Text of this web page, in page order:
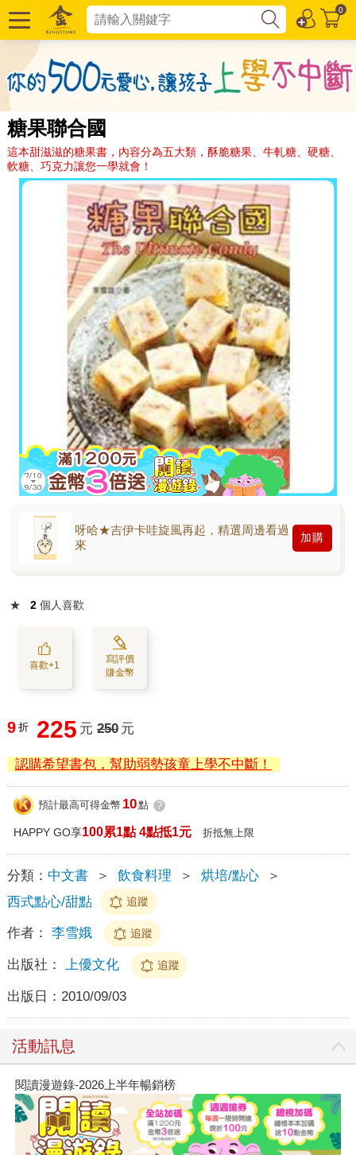
0
糖果聯合國
這本甜滋滋的糖果書，內容分為五大類，酥脆糖果、牛軋糖、硬糖、
軟糖、巧克力讓您一學就會！
呀哈★吉伊卡哇旋風再起，精選周邊看過
來
加購
★ 2 個人喜歡
喜歡+1
寫評價
賺金幣
9 折 225 元 250 元
認購希望書包，幫助弱勢孩童上學不中斷！
預計最高可得金幣 10點 ?
HAPPY GO享100累1點 4點抵1元 折抵無上限
分類： 中文書 ＞ 飲食料理 ＞ 烘培/點心
＞
西式點心/甜點
追蹤
作者： 李雪娥 追蹤
出版社： 上優文化 追蹤
出版日： 2010/09/03
活動訊息
閱讀漫遊錄-2026上半年暢銷榜